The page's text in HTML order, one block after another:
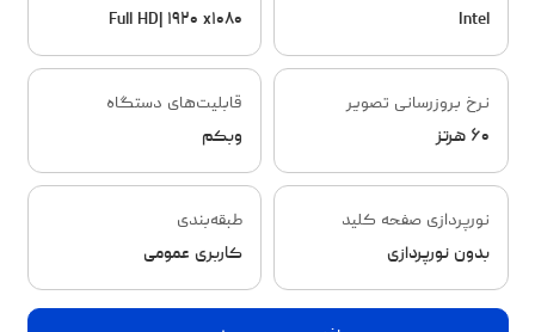
Intel
Full HD| ۱۹۲۰ x۱۰۸۰
نرخ بروزرسانی تصویر
۶۰ هرتز
قابلیت‌های دستگاه
وبکم
نورپردازی صفحه کلید
بدون نورپردازی
طبقه‌بندی
کاربری عمومی